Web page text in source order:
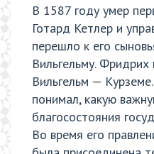
В 1587 году умер
Готард Кетлер и
перешло к его
Вильгельму. Фридрих
Вильгельм —
понимал, какую
благосостояния
Во время его